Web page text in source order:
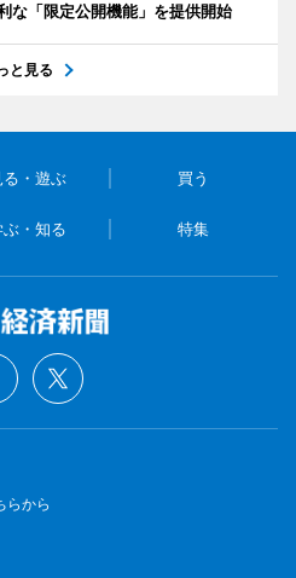
な「限定公開機能」を提供開始
と見る
る・遊ぶ 買う
ぶ・知る 特集
らから